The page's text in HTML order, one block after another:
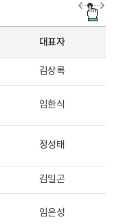
대표자
김상록
임한식
정성태
김일곤
임은성